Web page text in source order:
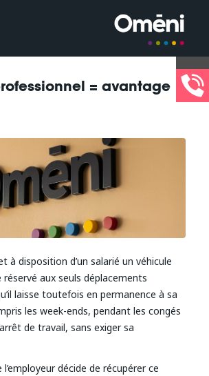
= avantage
à disposition d’un salarié un véhicule
aux seuls déplacements
laisse toutefois en permanence à sa
les week-ends, pendant les congés
de travail, sans exiger sa
décide de récupérer ce